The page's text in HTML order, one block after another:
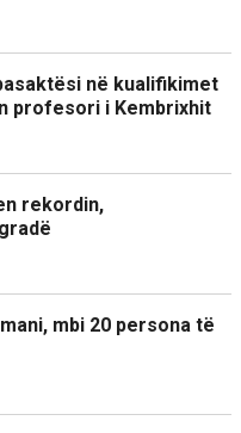
në kualifikimet
profesori i Kembrixhit
rekordin,
mbi 20 persona të